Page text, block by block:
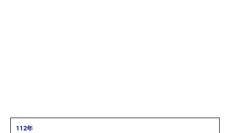
112年